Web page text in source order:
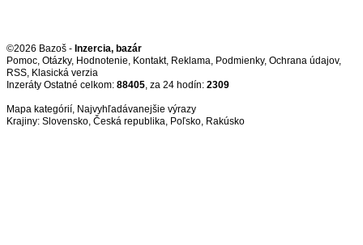
©2026 Bazoš - Inzercia, bazár
Pomoc, Otázky, Hodnotenie, Kontakt, Reklama, Podmienky, Ochrana údajov,
RSS,
Inzeráty Ostatné celkom: 88405, za 24 hodín: 2309
Mapa kategórií, Najvyhľadávanejšie výrazy
Krajiny: Slovensko, Česká republika, Poľsko, Rakúsko